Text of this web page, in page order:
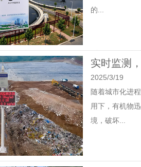
的...
实时监测
2025/3/19
随着城市化进
用下，有机物
境，破坏...